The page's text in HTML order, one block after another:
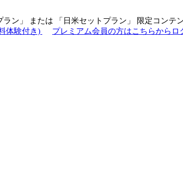
ラン 」 または 「 日米セットプラン 」 限定コンテ
体験付き)
プレミアム会員の方はこちらからロ